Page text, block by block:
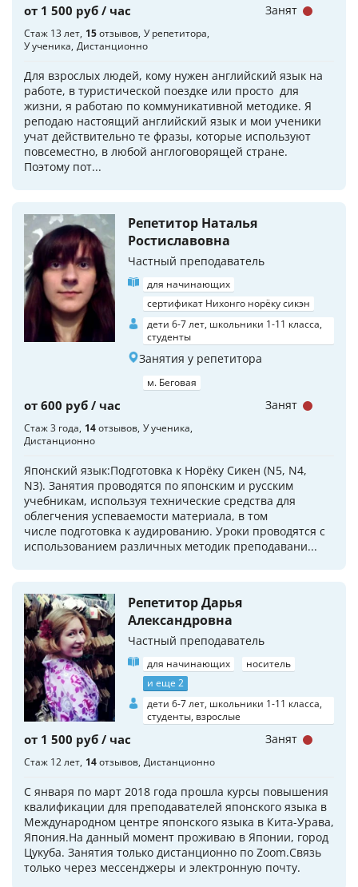
от 1 500 руб / час
Стаж 13 лет 15отзывов У репетитора
У ученика Дистанционно
Для взрослых людей, кому нужен английский язык на
работе, в туристической поездке или просто для
жизни, я работаю по коммуникативной методике. Я
реподаю настоящий английский язык и мои ученики
учат действительно те фразы, которые используют
повсеместно, в любой англоговорящей стране.
Поэтому пот...
Занят
Репетитор Наталья
Ростиславовна
Частный преподаватель
для начинающих
сертификат Нихонго норёку сикэн
дети 6-7 лет, школьники 1-11 класса,
студенты
Занятия у репетитора
м. Беговая
от 600 руб / час
Стаж 3 года 14отзывов У ученика
Дистанционно
Японский язык:Подготовка к Норёку Сикен (N5, N4,
N3). Занятия проводятся по японским и русским
учебникам, используя технические средства для
облегчения успеваемости материала, в том
числе подготовка к аудированию. Уроки проводятся с
использованием различных методик преподавани...
Занят
Репетитор Дарья
Александровна
Частный преподаватель
для начинающих
носитель
и еще 2
дети 6-7 лет, школьники 1-11 класса,
студенты, взрослые
от 1 500 руб / час
Стаж 12 лет 14отзывов Дистанционно
С января по март 2018 года прошла курсы повышения
квалификации для преподавателей японского языка в
Международном центре японского языка в Кита-Урава,
Япония.На данный момент проживаю в Японии, город
Цукуба. Занятия только дистанционно по Zoom.Связь
только через мессенджеры и электронную почту.
Занят